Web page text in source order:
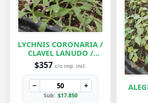
LYCHNIS CORONARIA /
CLAVEL LANUDO /
ABUELA
$357 c/u imp. incl.
− +
Sub: $17.850